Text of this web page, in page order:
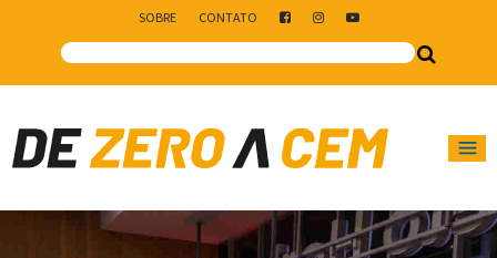
SOBRE CONTATO
Main Navigation